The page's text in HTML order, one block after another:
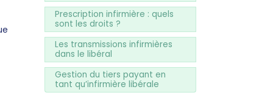
Prescription infirmière : quels
sont les droits ?
Les transmissions infirmières
dans le libéral
Gestion du tiers payant en
tant qu’infirmière libérale